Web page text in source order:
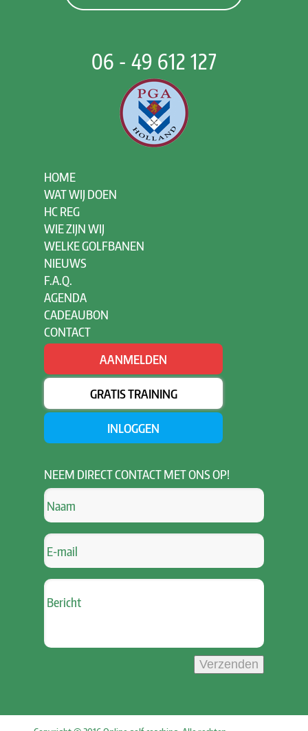
06 - 49 612 127
HOME
WAT WIJ DOEN
HC REG
WIE ZIJN WIJ
WELKE GOLFBANEN
NIEUWS
F.A.Q.
AGENDA
CADEAUBON
CONTACT
AANMELDEN
GRATIS TRAINING
INLOGGEN
NEEM DIRECT CONTACT MET ONS OP!
Verzenden